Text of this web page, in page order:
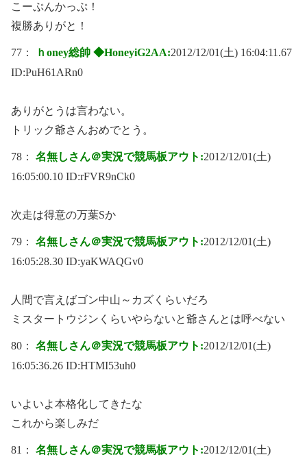
こーぷんかっぷ！
複勝ありがと！
77： ｈoney総帥 ◆HoneyiG2AA:2012/12/01(土) 16:04:11.67
ID:PuH61ARn0
ありがとうは言わない。
トリック爺さんおめでとう。
78： 名無しさん＠実況で競馬板アウト:2012/12/01(土)
16:05:00.10 ID:rFVR9nCk0
次走は得意の万葉Sか
79： 名無しさん＠実況で競馬板アウト:2012/12/01(土)
16:05:28.30 ID:yaKWAQGv0
人間で言えばゴン中山～カズくらいだろ
ミスタートウジンくらいやらないと爺さんとは呼べない
80： 名無しさん＠実況で競馬板アウト:2012/12/01(土)
16:05:36.26 ID:HTMI53uh0
いよいよ本格化してきたな
これから楽しみだ
81： 名無しさん＠実況で競馬板アウト:2012/12/01(土)